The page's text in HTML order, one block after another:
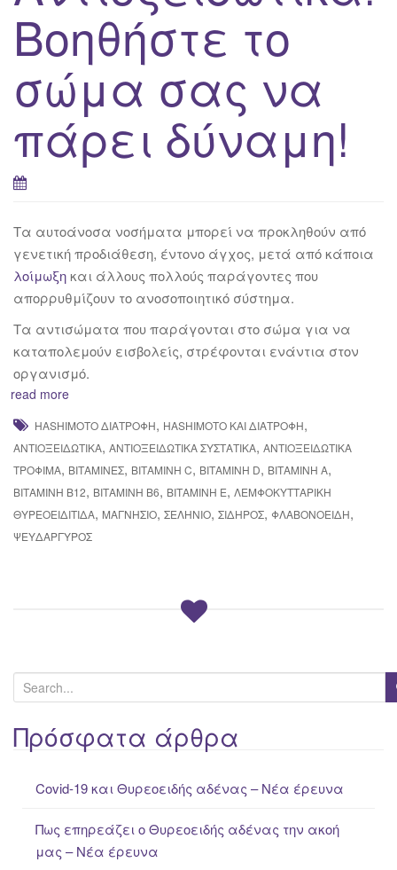
Βοηθήστε το
σώμα σας να
πάρει δύναμη!
Τα αυτοάνοσα νοσήματα μπορεί να προκληθούν από
γενετική προδιάθεση, έντονο άγχος, μετά από κάποια
λοίμωξη και άλλους πολλούς παράγοντες που
απορρυθμίζουν το ανοσοποιητικό σύστημα.
Τα αντισώματα που παράγονται στο σώμα για να
καταπολεμούν εισβολείς, στρέφονται ενάντια στον
οργανισμό.
read more
HASHIMOTO ΔΙΑΤΡΟΦΉ, HASHIMOTO ΚΑΙ ΔΙΑΤΡΟΦΉ,
ΑΝΤΙΟΞΕΙΔΩΤΙΚΆ, ΑΝΤΙΟΞΕΙΔΩΤΙΚΆ ΣΥΣΤΑΤΙΚΆ, ΑΝΤΙΟΞΕΙΔΩΤΙΚΆ
ΤΡΌΦΙΜΑ, ΒΙΤΑΜΊΝΕΣ, ΒΙΤΑΜΊΝΗ C, ΒΙΤΑΜΊΝΗ D, ΒΙΤΑΜΊΝΗ Α,
ΒΙΤΑΜΊΝΗ Β12, ΒΙΤΑΜΊΝΗ Β6, ΒΙΤΑΜΊΝΗ Ε, ΛΕΜΦΟΚΥΤΤΑΡΙΚΉ
ΘΥΡΕΟΕΙΔΊΤΙΔΑ, ΜΑΓΝΉΣΙΟ, ΣΕΛΉΝΙΟ, ΣΊΔΗΡΟΣ, ΦΛΑΒΟΝΟΕΙΔΉ,
ΨΕΥΔΆΡΓΥΡΟΣ
e
a
rΠρόσφατα άρθρα
Covid-19 και Θυρεοειδής αδένας – Νέα έρευνα
Πως επηρεάζει ο Θυρεοειδής αδένας την ακοή
μας – Νέα έρευνα